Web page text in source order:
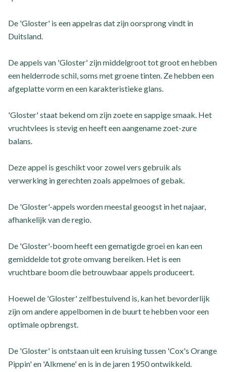
De 'Gloster' is een appelras dat zijn oorsprong vindt in
Duitsland.
De appels van 'Gloster' zijn middelgroot tot groot en hebben
een helderrode schil, soms met groene tinten. Ze hebben een
afgeplatte vorm en een karakteristieke glans.
'Gloster' staat bekend om zijn zoete en sappige smaak. Het
vruchtvlees is stevig en heeft een aangename zoet-zure
balans.
Deze appel is geschikt voor zowel vers gebruik als
verwerking in gerechten zoals appelmoes of gebak.
De 'Gloster'-appels worden meestal geoogst in het najaar,
afhankelijk van de regio.
De 'Gloster'-boom heeft een gematigde groei en kan een
gemiddelde tot grote omvang bereiken. Het is een
vruchtbare boom die betrouwbaar appels produceert.
Hoewel de 'Gloster' zelfbestuivend is, kan het bevorderlijk
zijn om andere appelbomen in de buurt te hebben voor een
optimale opbrengst.
De 'Gloster' is ontstaan uit een kruising tussen 'Cox's Orange
Pippin' en 'Alkmene' en is in de jaren 1950 ontwikkeld.